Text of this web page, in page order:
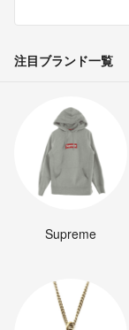
注目ブランド一覧
Supreme